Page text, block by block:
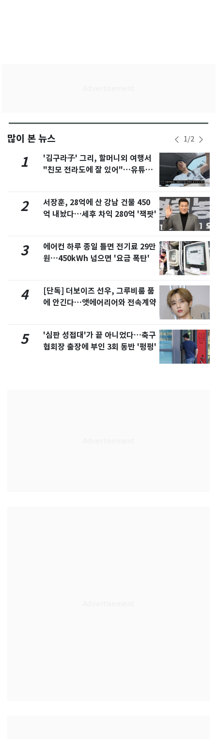
많이 본 뉴스 1/2
1
'김구라子' 그리, 할머니외 여행서
"친모 전라도에 잘 있어"…유튜브
2
서장훈, 28억에 산 강남 건물 450
억 내놨다…세후 차익 280억 '잭팟'
3
에어컨 하루 종일 틀면 전기료 29만
원…450kWh 넘으면 '요금 폭탄'
4
[단독] 더보이즈 선우, 그루비룸 품
에 안긴다…앳에어리어와 전속계약
5
'심판 성접대'가 끝 아니었다…축구
협회장 출장에 부인 3회 동반 '펑펑'